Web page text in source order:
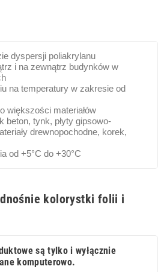
dyspersji poliakrylanu
i na zewnątrz budynków w
na temperatury w zakresie od
większości materiałów
beton, tynk, płyty gipsowo-
drewnopochodne, korek,
od +5°C do +30°C
kolorystki folii i
są tylko i wyłącznie
komputerowo.